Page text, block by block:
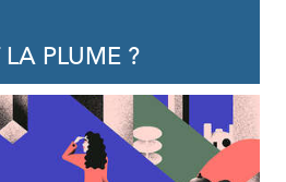
PLUME ?